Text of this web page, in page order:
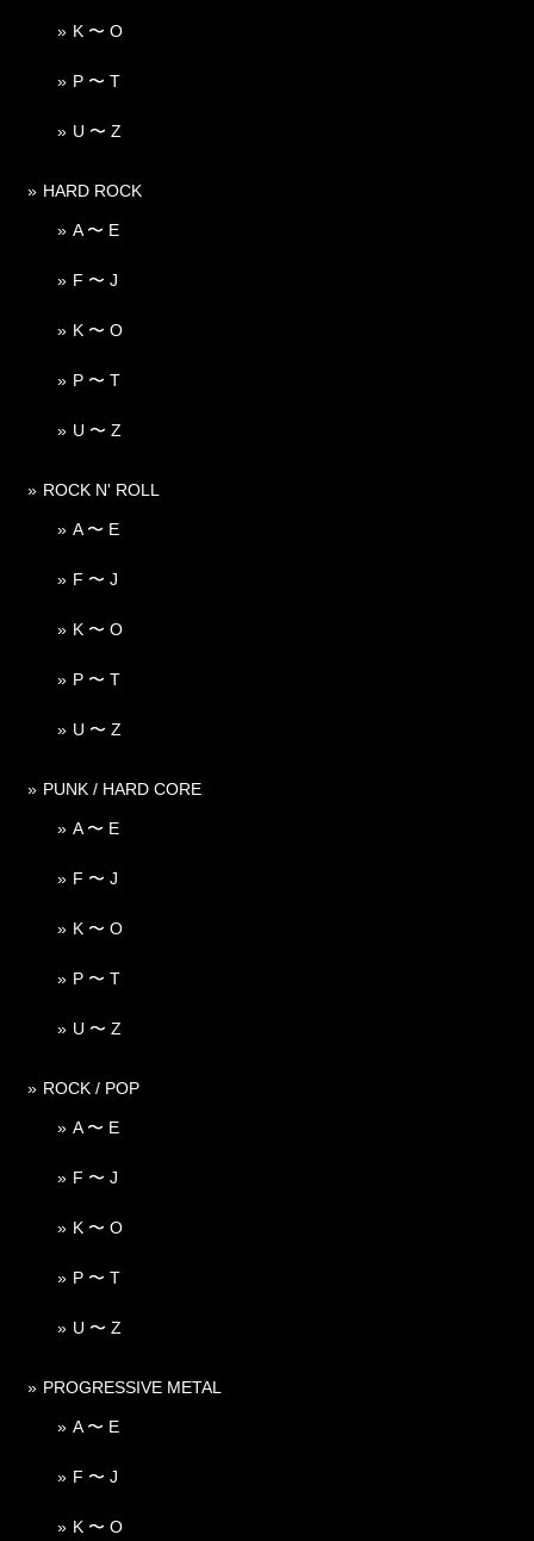
K 〜 O
P 〜 T
U 〜 Z
HARD ROCK
A 〜 E
F 〜 J
K 〜 O
P 〜 T
U 〜 Z
ROCK N' ROLL
A 〜 E
F 〜 J
K 〜 O
P 〜 T
U 〜 Z
PUNK / HARD CORE
A 〜 E
F 〜 J
K 〜 O
P 〜 T
U 〜 Z
ROCK / POP
A 〜 E
F 〜 J
K 〜 O
P 〜 T
U 〜 Z
PROGRESSIVE METAL
A 〜 E
F 〜 J
K 〜 O